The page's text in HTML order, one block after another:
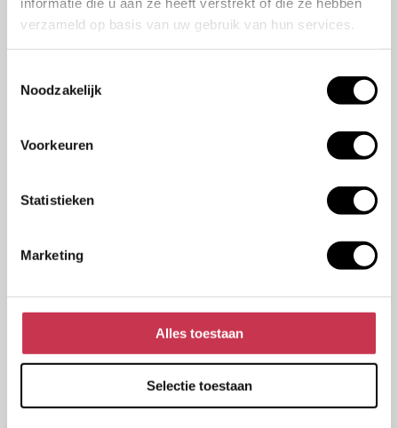
verzameld op basis van uw gebruik van hun services.
Noodzakelijk
Voorkeuren
Statistieken
Marketing
Alles toestaan
Selectie toestaan
verlopen.
Kalibreren
Normec AquaServa ondersteunt organisaties bij het naleven
en productkwaliteit. Nauwkeurige metingen zijn daarin
essentieel. Voor de kalibratie van meetapparatuur vertrouwt
Lees hier de case